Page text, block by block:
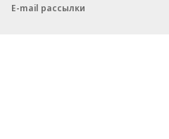
E-mail рассылки